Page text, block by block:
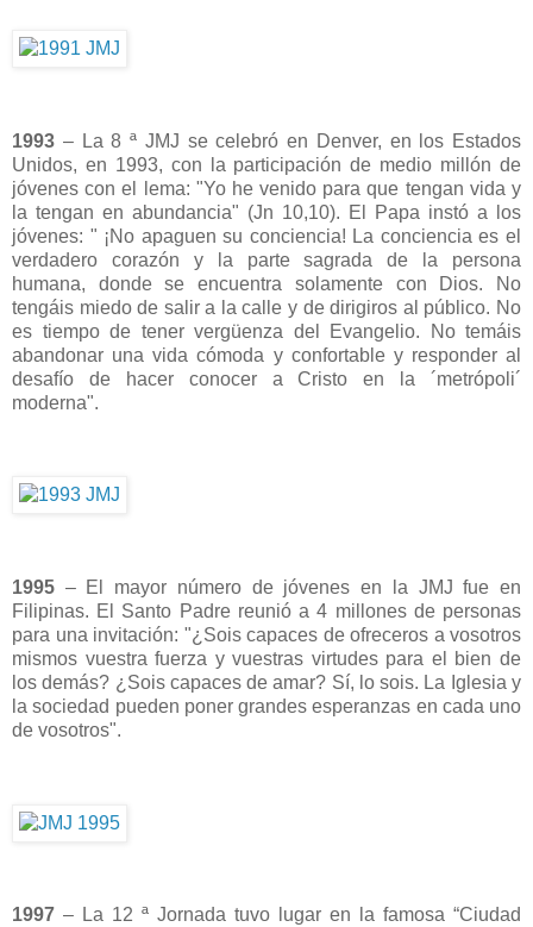
1993 – La 8 ª JMJ se celebró en Denver, en los Estados
Unidos, en 1993, con la participación de medio millón de
jóvenes con el lema: "Yo he venido para que tengan vida y
la tengan en abundancia" (Jn 10,10). El Papa instó a los
jóvenes: " ¡No apaguen su conciencia! La conciencia es el
verdadero corazón y la parte sagrada de la persona
humana, donde se encuentra solamente con Dios. No
tengáis miedo de salir a la calle y de dirigiros al público. No
es tiempo de tener vergüenza del Evangelio. No temáis
abandonar una vida cómoda y confortable y responder al
desafío de hacer conocer a Cristo en la ´metrópoli´
moderna".
1995 – El mayor número de jóvenes en la JMJ fue en
Filipinas. El Santo Padre reunió a 4 millones de personas
para una invitación: "¿Sois capaces de ofreceros a vosotros
mismos vuestra fuerza y vuestras virtudes para el bien de
los demás? ¿Sois capaces de amar? Sí, lo sois. La Iglesia y
la sociedad pueden poner grandes esperanzas en cada uno
de vosotros".
1997 – La 12 ª Jornada tuvo lugar en la famosa “Ciudad